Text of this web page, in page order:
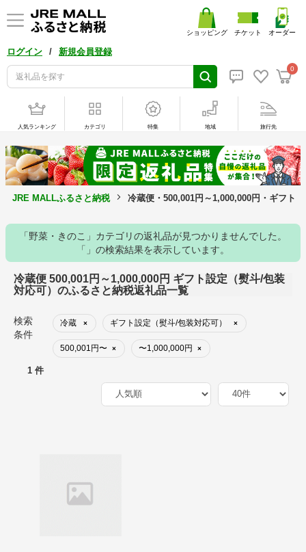
ログイン / 新規会員登録
0
ショッピング チケット オーダー
人気ランキング カテゴリ 特集 地域 旅行先
JRE MALLふるさと納税 冷蔵便・500,001円～1,000,000円・ギフト
「野菜・きのこ」カテゴリの返礼品が見つかりませんでした。
「」の検索結果を表示しています。
冷蔵便 500,001円～1,000,000円 ギフト設定（熨斗/包装
対応可）のふるさと納税返礼品一覧
検索
条件
冷蔵 × ギフト設定（熨斗/包装対応可） ×
500,001円〜 × 〜1,000,000円 ×
1 件